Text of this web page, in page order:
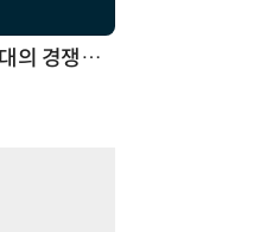
체계화 된 데이터가 곧 AI 시대의 경쟁력이다